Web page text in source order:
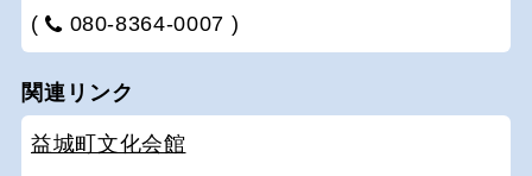
(
080-8364-0007 )
関連リンク
益城町文化会館